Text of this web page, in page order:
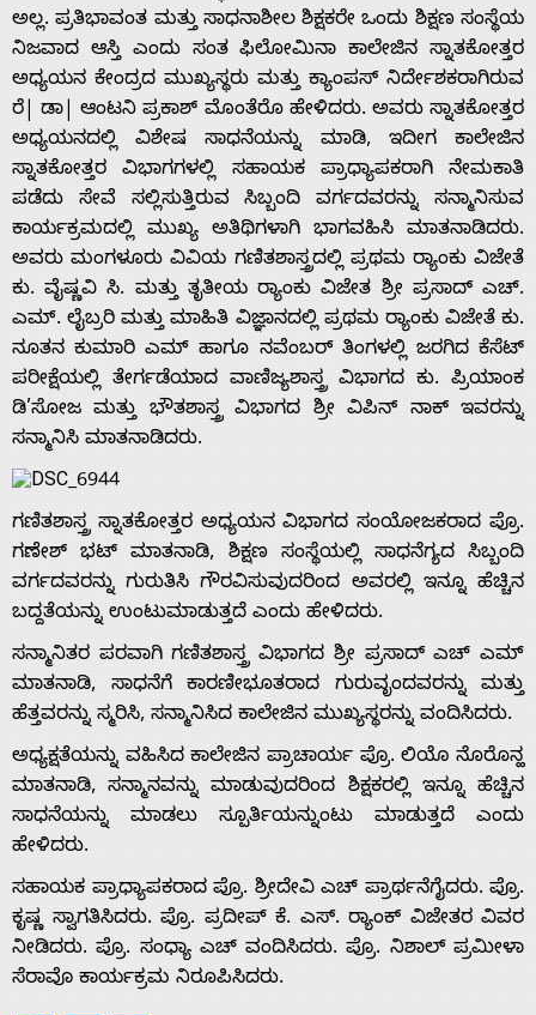
Home
About
Us
Advertise
With
ಅಲ್ಲ. ಪ್ರತಿಭಾವಂತ ಮತ್ತು ಸಾಧನಾಶೀಲ ಶಿಕ್ಷಕರೇ ಒಂದು ಶಿಕ್ಷಣ ಸಂಸ್ಥೆಯ
ನಿಜವಾದ ಆಸ್ತಿ ಎಂದು ಸಂತ ಫಿಲೋಮಿನಾ ಕಾಲೇಜಿನ ಸ್ನಾತಕೋತ್ತರ
ಅಧ್ಯಯನ ಕೇಂದ್ರದ ಮುಖ್ಯಸ್ಥರು ಮತ್ತು ಕ್ಯಾಂಪಸ್ ನಿರ್ದೇಶಕರಾಗಿರುವ
ರೆ| ಡಾ| ಆಂಟನಿ ಪ್ರಕಾಶ್ ಮೊಂತೆರೊ ಹೇಳಿದರು. ಅವರು ಸ್ನಾತಕೋತ್ತರ
ಅಧ್ಯಯನದಲ್ಲಿ ವಿಶೇಷ ಸಾಧನೆಯನ್ನು ಮಾಡಿ, ಇದೀಗ ಕಾಲೇಜಿನ
ಸ್ನಾತಕೋತ್ತರ ವಿಭಾಗಗಳಲ್ಲಿ ಸಹಾಯಕ ಪ್ರಾಧ್ಯಾಪಕರಾಗಿ ನೇಮಕಾತಿ
ಪಡೆದು ಸೇವೆ ಸಲ್ಲಿಸುತ್ತಿರುವ ಸಿಬ್ಬಂದಿ ವರ್ಗದವರನ್ನು ಸನ್ಮಾನಿಸುವ
ಕಾರ್ಯಕ್ರಮದಲ್ಲಿ ಮುಖ್ಯ ಅತಿಥಿಗಳಾಗಿ ಭಾಗವಹಿಸಿ ಮಾತನಾಡಿದರು.
ಅವರು ಮಂಗಳೂರು ವಿವಿಯ ಗಣಿತಶಾಸ್ತ್ರದಲ್ಲಿ ಪ್ರಥಮ ರ್‍ಯಾಂಕು ವಿಜೇತೆ
ಕು. ವೈಷ್ಣವಿ ಸಿ. ಮತ್ತು ತೃತೀಯ ರ್‍ಯಾಂಕು ವಿಜೇತ ಶ್ರೀ ಪ್ರಸಾದ್ ಎಚ್.
ಎಮ್. ಲೈಬ್ರರಿ ಮತ್ತು ಮಾಹಿತಿ ವಿಜ್ಞಾನದಲ್ಲಿ ಪ್ರಥಮ ರ್‍ಯಾಂಕು ವಿಜೇತೆ ಕು.
ನೂತನ ಕುಮಾರಿ ಎಮ್ ಹಾಗೂ ನವೆಂಬರ್ ತಿಂಗಳಲ್ಲಿ ಜರಗಿದ ಕೆಸೆಟ್
ಪರೀಕ್ಷೆಯಲ್ಲಿ ತೇರ್ಗಡೆಯಾದ ವಾಣಿಜ್ಯಶಾಸ್ತ್ರ ವಿಭಾಗದ ಕು. ಪ್ರಿಯಾಂಕ
ಡಿ’ಸೋಜ ಮತ್ತು ಭೌತಶಾಸ್ತ್ರ ವಿಭಾಗದ ಶ್ರೀ ವಿಪಿನ್ ನಾಕ್ ಇವರನ್ನು
ಸನ್ಮಾನಿಸಿ ಮಾತನಾಡಿದರು.
ಗಣಿತಶಾಸ್ತ್ರ ಸ್ನಾತಕೋತ್ತರ ಅಧ್ಯಯನ ವಿಭಾಗದ ಸಂಯೋಜಕರಾದ ಪ್ರೊ.
ಗಣೇಶ್ ಭಟ್ ಮಾತನಾಡಿ, ಶಿಕ್ಷಣ ಸಂಸ್ಥೆಯಲ್ಲಿ ಸಾಧನೆಗ್ಯದ ಸಿಬ್ಬಂದಿ
ವರ್ಗದವರನ್ನು ಗುರುತಿಸಿ ಗೌರವಿಸುವುದರಿಂದ ಅವರಲ್ಲಿ ಇನ್ನೂ ಹೆಚ್ಚಿನ
ಬದ್ದತೆಯನ್ನು ಉಂಟುಮಾಡುತ್ತದೆ ಎಂದು ಹೇಳಿದರು.
ಸನ್ಮಾನಿತರ ಪರವಾಗಿ ಗಣಿತಶಾಸ್ತ್ರ ವಿಭಾಗದ ಶ್ರೀ ಪ್ರಸಾದ್ ಎಚ್ ಎಮ್
ಮಾತನಾಡಿ, ಸಾಧನೆಗೆ ಕಾರಣೀಭೂತರಾದ ಗುರುವೃಂದವರನ್ನು ಮತ್ತು
ಹೆತ್ತವರನ್ನು ಸ್ಮರಿಸಿ, ಸನ್ಮಾನಿಸಿದ ಕಾಲೇಜಿನ ಮುಖ್ಯಸ್ಥರನ್ನು ವಂದಿಸಿದರು.
ಅಧ್ಯಕ್ಷತೆಯನ್ನು ವಹಿಸಿದ ಕಾಲೇಜಿನ ಪ್ರಾಚಾರ್ಯ ಪ್ರೊ. ಲಿಯೊ ನೊರೊನ್ಹ
ಮಾತನಾಡಿ, ಸನ್ಮಾನವನ್ನು ಮಾಡುವುದರಿಂದ ಶಿಕ್ಷಕರಲ್ಲಿ ಇನ್ನೂ ಹೆಚ್ಚಿನ
ಸಾಧನೆಯನ್ನು ಮಾಡಲು ಸ್ಪೂರ್ತಿಯನ್ನುಂಟು ಮಾಡುತ್ತದೆ ಎಂದು
ಹೇಳಿದರು.
ಸಹಾಯಕ ಪ್ರಾಧ್ಯಾಪಕರಾದ ಪ್ರೊ. ಶ್ರೀದೇವಿ ಎಚ್ ಪ್ರಾರ್ಥನೆಗೈದರು. ಪ್ರೊ.
ಕೃಷ್ಣ ಸ್ವಾಗತಿಸಿದರು. ಪ್ರೊ. ಪ್ರದೀಪ್ ಕೆ. ಎಸ್. ರ್‍ಯಾಂಕ್ ವಿಜೇತರ ವಿವರ
ನೀಡಿದರು. ಪ್ರೊ. ಸಂಧ್ಯಾ ಎಚ್ ವಂದಿಸಿದರು. ಪ್ರೊ. ನಿಶಾಲ್ ಪ್ರಮೀಳಾ
ಸೆರಾವೊ ಕಾರ್ಯಕ್ರಮ ನಿರೂಪಿಸಿದರು.